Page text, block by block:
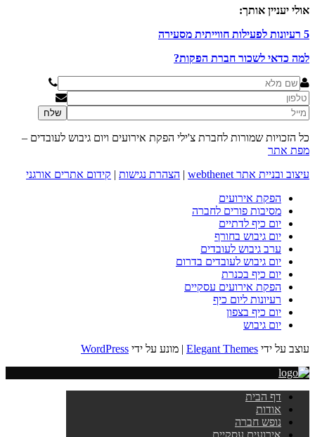
אולי יעניין אותך:
5 רעיונות לפעילות חווייתית מסעירה
למה כדאי לשכור חברת הפקות?
כל הזכויות שמורות לחברת צ'ילי הפקת אירועים ויום גיבוש לעובדים –
מפת אתר
עיצוב ובניית אתר webthenet
| הצהרת נגישות | קידום אתרים אורגני
הפקת אירועים
מסיבות פורים לחברה
יום כיף לדתיים
יום גיבוש בחורף
ערב גיבוש לעובדים
יום גיבוש לעובדים בדרום
יום כיף בכנרת
הפקת אירועים עסקיים
רעיונות ליום כיף
יום כיף בצפון
יום גיבוש
עוצב על ידי Elegant Themes | מונע על ידי WordPress
דף הבית
אודות
נופש חברה
אירועים עסקיים